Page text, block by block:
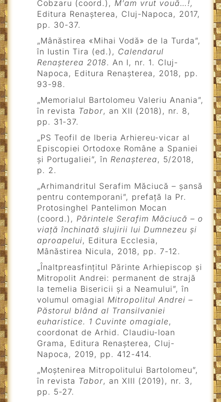
Cobzaru (coord.), M’am vrut vouă…!,
Editura Renașterea, Cluj-Napoca, 2017,
pp. 30-37.
„Mânăstirea «Mihai Vodă» de la Turda”,
în Iustin Tira (ed.), Calendarul
Renașterea 2018. An I, nr. 1. Cluj-
Napoca, Editura Renașterea, 2018, pp.
93-98.
„Memorialul Bartolomeu Valeriu Anania”,
în revista Tabor, an XII (2018), nr. 8,
pp. 31-37.
„PS Teofil de Iberia Arhiereu-vicar al
Episcopiei Ortodoxe Române a Spaniei
și Portugaliei”, în Renașterea, 5/2018,
p. 2.
„Arhimandritul Serafim Măciucă – șansă
pentru contemporani”, prefață la Pr.
Protosinghel Pantelimon Mocan
(coord.), Părintele Serafim Măciucă – o
viață închinată slujirii lui Dumnezeu și
aproapelui, Editura Ecclesia,
Mânăstirea Nicula, 2018, pp. 7-12.
„Înaltpreasfințitul Părinte Arhiepiscop și
Mitropolit Andrei: permanent de strajă
la temelia Bisericii și a Neamului”, în
volumul omagial Mitropolitul Andrei –
Păstorul blând al Transilvaniei
euharistice. 1 Cuvinte omagiale,
coordonat de Arhid. Claudiu-Ioan
Grama, Editura Renașterea, Cluj-
Napoca, 2019, pp. 412-414.
„Moştenirea Mitropolitului Bartolomeu”,
în revista Tabor, an XIII (2019), nr. 3,
pp. 5-27.